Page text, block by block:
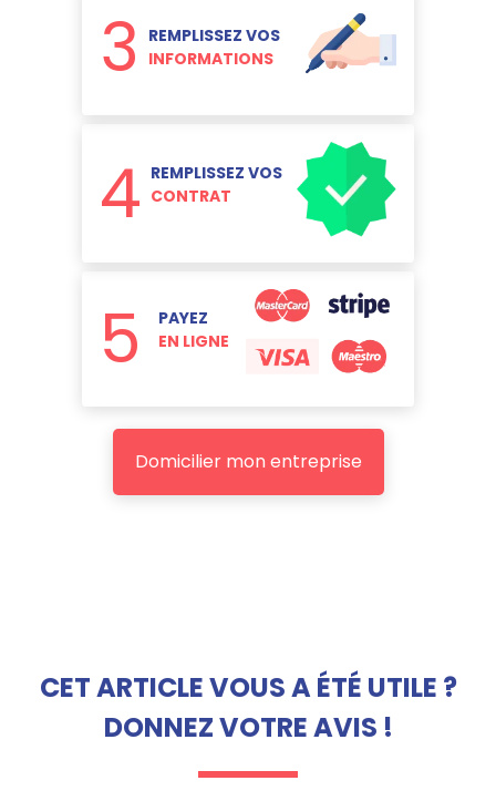
3
REMPLISSEZ VOS
INFORMATIONS
4 REMPLISSEZ VOS
CONTRAT
5
PAYEZ
EN LIGNE
Domicilier mon entreprise
CET ARTICLE VOUS A ÉTÉ UTILE ?
DONNEZ VOTRE AVIS !